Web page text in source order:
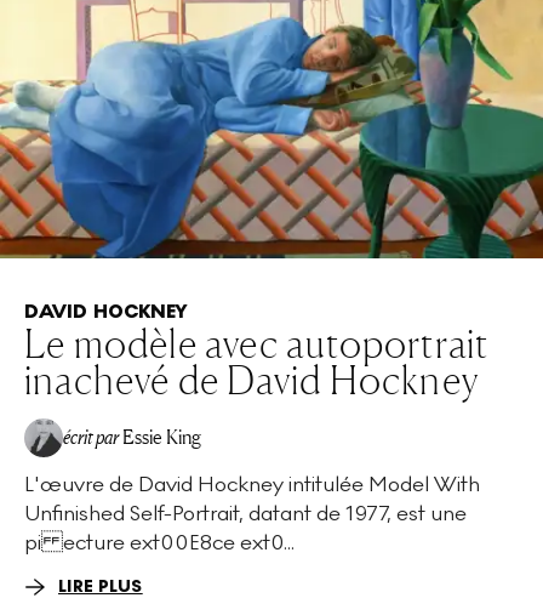
DAVID HOCKNEY
Le modèle avec autoportrait
inachevé de David Hockney
écrit par Essie King
L'œuvre de David Hockney intitulée Model With
Unfinished Self-Portrait, datant de 1977, est une
pi ecture ext00E8ce ext0...
LIRE PLUS